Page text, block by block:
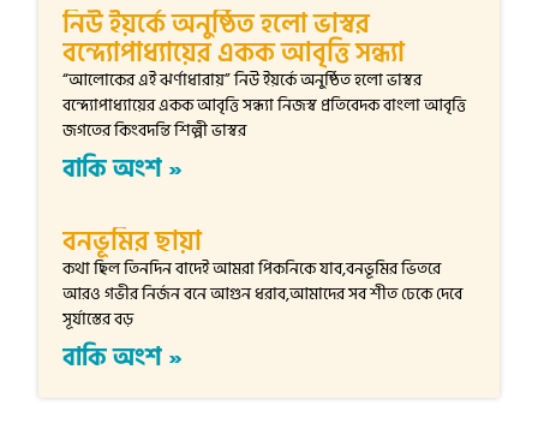
নিউ ইয়র্কে অনুষ্ঠিত হলো ভাস্বর
বন্দ্যোপাধ্যায়ের একক আবৃত্তি সন্ধ্যা
“আলোকের এই ঝর্ণাধারায়” নিউ ইয়র্কে অনুষ্ঠিত হলো ভাস্বর
বন্দ্যোপাধ্যায়ের একক আবৃত্তি সন্ধ্যা নিজস্ব প্রতিবেদক বাংলা আবৃত্তি
জগতের কিংবদন্তি শিল্পী ভাস্বর
বাকি অংশ »
বনভূমির ছায়া
কথা ছিল তিনদিন বাদেই আমরা পিকনিকে যাব,বনভূমির ভিতরে
আরও গভীর নির্জন বনে আগুন ধরাব,আমাদের সব শীত ঢেকে দেবে
সূর্যাস্তের বড়
বাকি অংশ »